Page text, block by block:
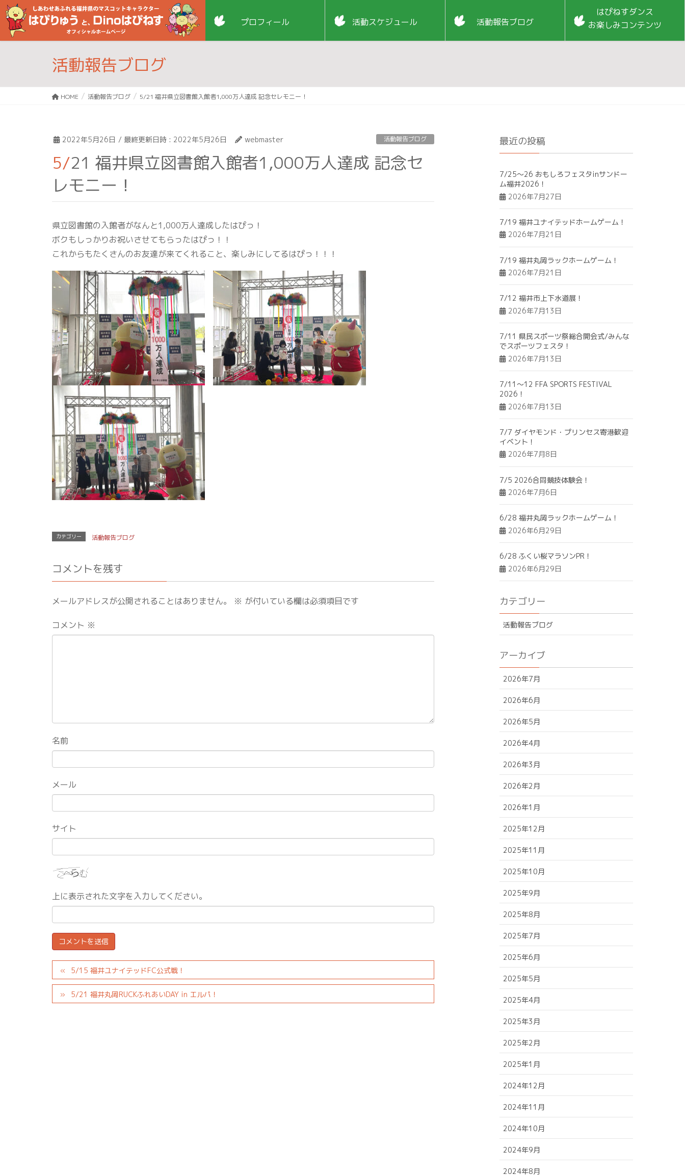
プロフィール 活動スケジュール 活動報告ブログ
はぴねすダンス
お楽しみコンテンツ
活動報告ブログ
HOME 活動報告ブログ 5/21 福井県立図書館入館者1,000万人達成 記念セレモニー！
2022年5月26日 / 最終更新日時 : 2022年5月26日 webmaster 活動報告ブログ
5/21 福井県立図書館入館者1,000万人達成 記念セ
レモニー！
県立図書館の入館者がなんと1,000万人達成したはぴっ！
ボクもしっかりお祝いさせてもらったはぴっ！！
これからもたくさんのお友達が来てくれること、楽しみにしてるはぴっ！！！
カテゴリー 活動報告ブログ
コメントを残す
メールアドレスが公開されることはありません。 ※ が付いている欄は必須項目です
コメント ※
名前
メール
サイト
上に表示された文字を入力してください。
5/15 福井ユナイテッドFC公式戦！
5/21 福井丸岡RUCKふれあいDAY in エルパ！
最近の投稿
7/25～26 おもしろフェスタinサンドー
ム福井2026！
2026年7月27日
7/19 福井ユナイテッドホームゲーム！
2026年7月21日
7/19 福井丸岡ラックホームゲーム！
2026年7月21日
7/12 福井市上下水道展！
2026年7月13日
7/11 県民スポーツ祭総合開会式/みんな
でスポーツフェスタ！
2026年7月13日
7/11～12 FFA SPORTS FESTIVAL
2026！
2026年7月13日
7/7 ダイヤモンド・プリンセス寄港歓迎
イベント！
2026年7月8日
7/5 2026合同競技体験会！
2026年7月6日
6/28 福井丸岡ラックホームゲーム！
2026年6月29日
6/28 ふくい桜マラソンPR！
2026年6月29日
カテゴリー
活動報告ブログ
アーカイブ
2026年7月
2026年6月
2026年5月
2026年4月
2026年3月
2026年2月
2026年1月
2025年12月
2025年11月
2025年10月
2025年9月
2025年8月
2025年7月
2025年6月
2025年5月
2025年4月
2025年3月
2025年2月
2025年1月
2024年12月
2024年11月
2024年10月
2024年9月
2024年8月